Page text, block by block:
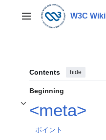
contentMain menu W3C Wiki
Contents hide
Beginning
<meta>
Toggle <meta> subsection
ポイント